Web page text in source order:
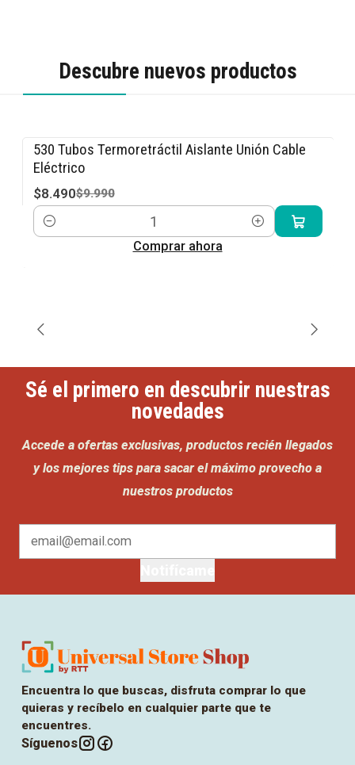
Descubre nuevos productos
-15% OFF
530 Tubos Termoretráctil Aislante Unión Cable
Eléctrico
$8.490$9.990
Cantidad
Comprar ahora
Sé el primero en descubrir nuestras
novedades
Accede a ofertas exclusivas, productos recién llegados
y los mejores tips para sacar el máximo provecho a
nuestros productos
Encuentra lo que buscas, disfruta comprar lo que
quieras y recíbelo en cualquier parte que te
encuentres.
Síguenos